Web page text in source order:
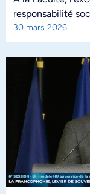
responsabilité
30 mars 2026